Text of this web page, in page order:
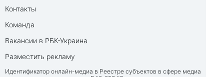
Контакты
Команда
Вакансии в РБК-Украина
Разместить рекламу
Идентификатор онлайн-медиа в Реестре субъектов в сфере медиа